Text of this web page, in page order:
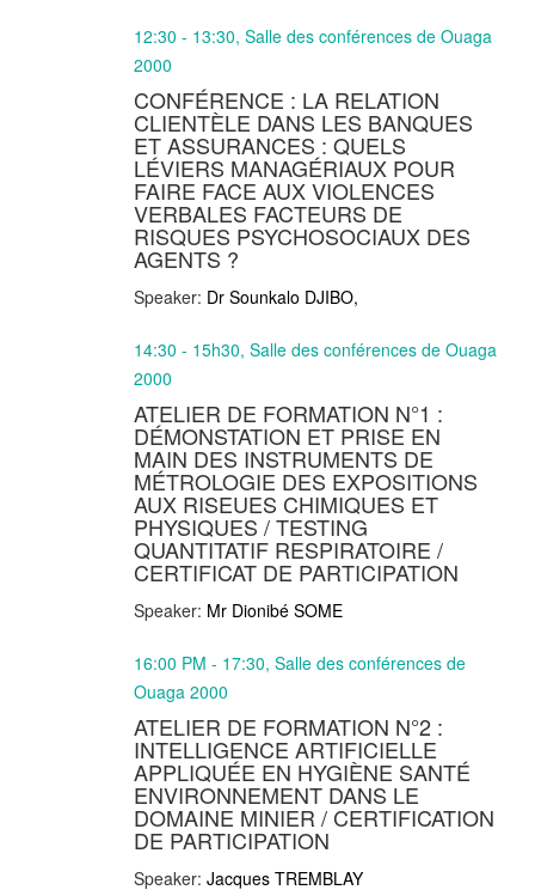
12:30 - 13:30, Salle des conférences de Ouaga
2000
CONFÉRENCE : LA RELATION
CLIENTÈLE DANS LES BANQUES
ET ASSURANCES : QUELS
LÉVIERS MANAGÉRIAUX POUR
FAIRE FACE AUX VIOLENCES
VERBALES FACTEURS DE
RISQUES PSYCHOSOCIAUX DES
AGENTS ?
Speaker: Dr Sounkalo DJIBO,
14:30 - 15h30, Salle des conférences de Ouaga
2000
ATELIER DE FORMATION N°1 :
DÉMONSTATION ET PRISE EN
MAIN DES INSTRUMENTS DE
MÉTROLOGIE DES EXPOSITIONS
AUX RISEUES CHIMIQUES ET
PHYSIQUES / TESTING
QUANTITATIF RESPIRATOIRE /
CERTIFICAT DE PARTICIPATION
Speaker: Mr Dionibé SOME
16:00 PM - 17:30, Salle des conférences de
Ouaga 2000
ATELIER DE FORMATION N°2 :
INTELLIGENCE ARTIFICIELLE
APPLIQUÉE EN HYGIÈNE SANTÉ
ENVIRONNEMENT DANS LE
DOMAINE MINIER / CERTIFICATION
DE PARTICIPATION
Speaker: Jacques TREMBLAY